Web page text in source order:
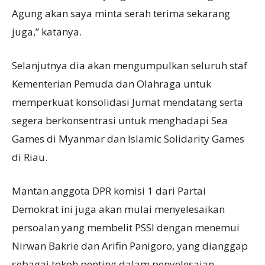
Agung akan saya minta serah terima sekarang
juga,” katanya.
Selanjutnya dia akan mengumpulkan seluruh staf
Kementerian Pemuda dan Olahraga untuk
memperkuat konsolidasi Jumat mendatang serta
segera berkonsentrasi untuk menghadapi Sea
Games di Myanmar dan Islamic Solidarity Games
di Riau.
Mantan anggota DPR komisi 1 dari Partai
Demokrat ini juga akan mulai menyelesaikan
persoalan yang membelit PSSI dengan menemui
Nirwan Bakrie dan Arifin Panigoro, yang dianggap